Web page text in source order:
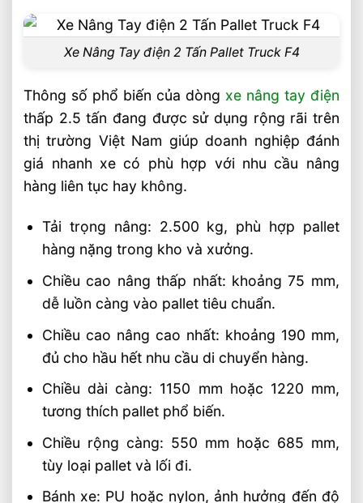
Xe Nâng Tay điện 2 Tấn Pallet Truck F4
Thông số phổ biến của dòng xe nâng tay điện
thấp 2.5 tấn đang được sử dụng rộng rãi trên
thị trường Việt Nam giúp doanh nghiệp đánh
giá nhanh xe có phù hợp với nhu cầu nâng
hàng liên tục hay không.
Tải trọng nâng: 2.500 kg, phù hợp pallet
hàng nặng trong kho và xưởng.
Chiều cao nâng thấp nhất: khoảng 75 mm,
dễ luồn càng vào pallet tiêu chuẩn.
Chiều cao nâng cao nhất: khoảng 190 mm,
đủ cho hầu hết nhu cầu di chuyển hàng.
Chiều dài càng: 1150 mm hoặc 1220 mm,
tương thích pallet phổ biến.
Chiều rộng càng: 550 mm hoặc 685 mm,
tùy loại pallet và lối đi.
Bánh xe: PU hoặc nylon, ảnh hưởng đến độ